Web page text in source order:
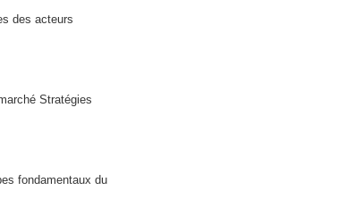
des acteurs
Stratégies
fondamentaux du